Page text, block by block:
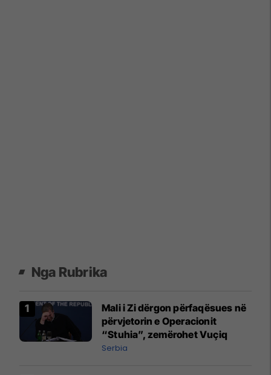
Nga Rubrika
Mali i Zi dërgon përfaqësues në
përvjetorin e Operacionit
“Stuhia”, zemërohet Vuçiq
Serbia